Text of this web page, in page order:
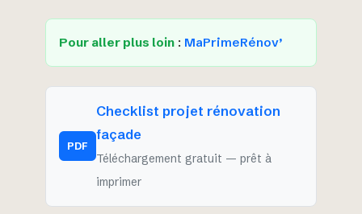
Pour aller plus loin : MaPrimeRénov’
PDF
Checklist projet rénovation
façade
Téléchargement gratuit — prêt à
imprimer